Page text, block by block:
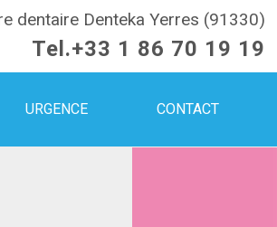
dentaire Denteka Yerres (91330)
Tel.+33 1 86 70 19 19
URGENCE CONTACT